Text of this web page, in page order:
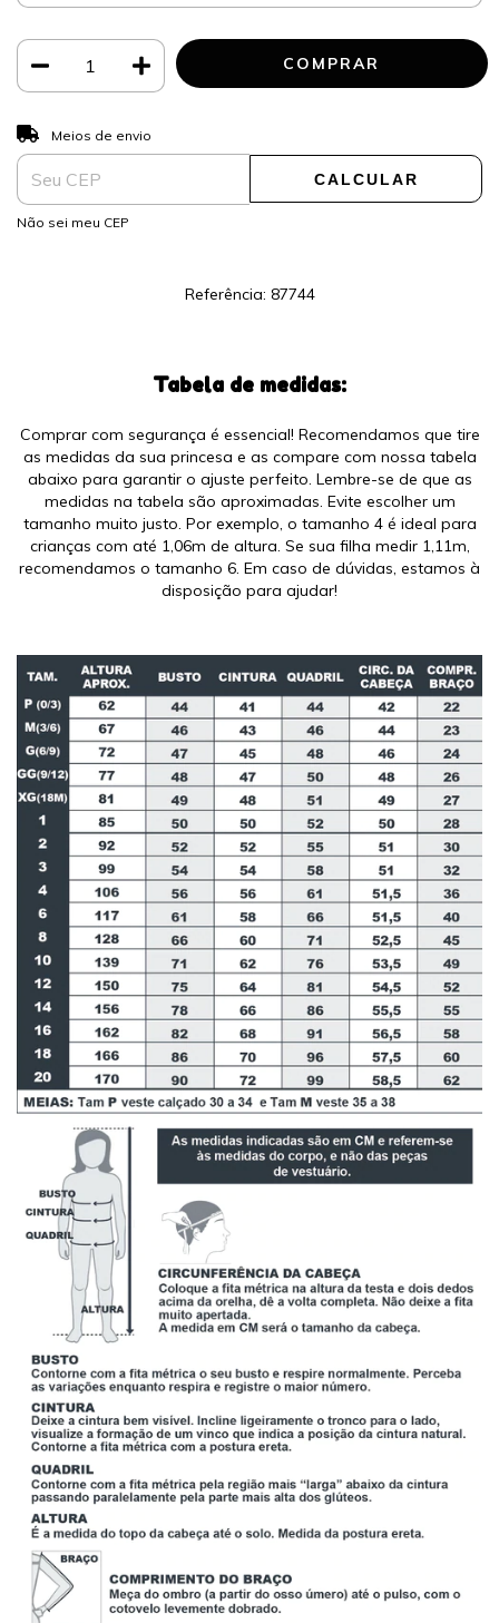
Entregas para o CEP:
Meios de envio
CALCULAR
Não sei meu CEP
Referência: 87744
Tabela de medidas:
Comprar com segurança é essencial! Recomendamos que tire
as medidas da sua princesa e as compare com nossa tabela
abaixo para garantir o ajuste perfeito. Lembre-se de que as
medidas na tabela são aproximadas. Evite escolher um
tamanho muito justo. Por exemplo, o tamanho 4 é ideal para
crianças com até 1,06m de altura. Se sua filha medir 1,11m,
recomendamos o tamanho 6. Em caso de dúvidas, estamos à
disposição para ajudar!